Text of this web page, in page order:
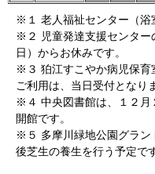
※１ 老人福祉センター（浴
※２ 児童発達支援センター
日）からお休みです。
※３ 狛江すこやか病児保育
ご利用は、当日受付となり
※４ 中央図書館は、１２月
開館です。
※５ 多摩川緑地公園グラン
後芝生の養生を行う予定で